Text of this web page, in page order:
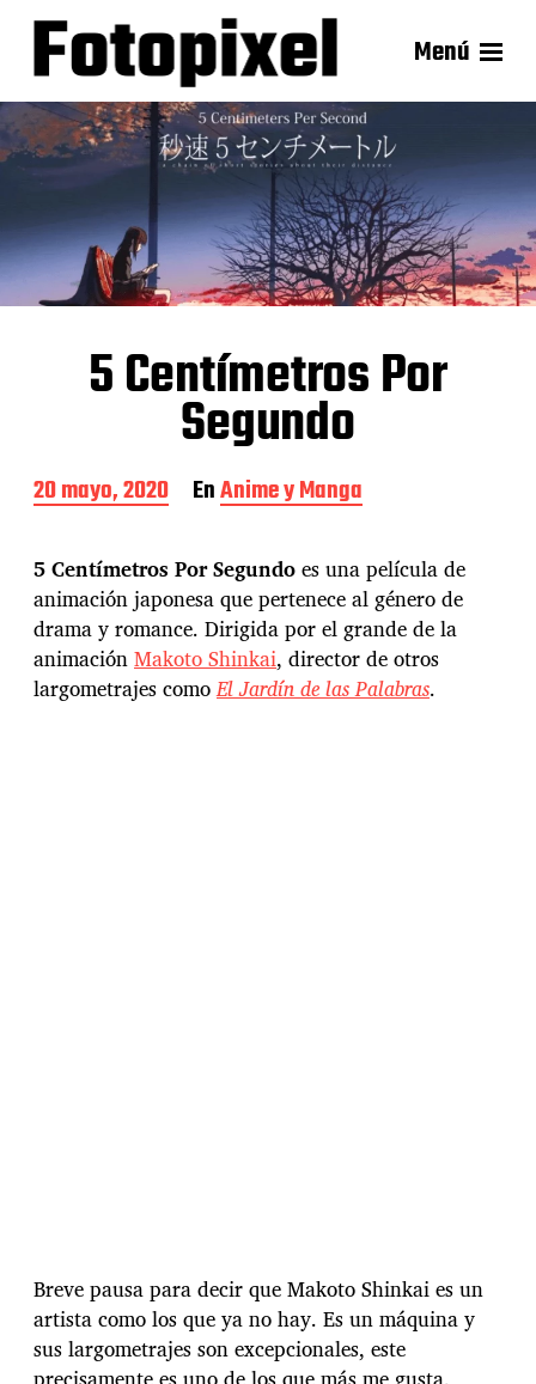
Menú
5 Centímetros Por
Segundo
F
e
h
a
d
e
l
a
e
20 mayo, 2020 EnAnime y Manga
5 Centímetros Por Segundoes una película de
animación japonesa que pertenece al género de
drama y romance. Dirigida por el grande de la
animaciónMakoto Shinkai, director de otros
largometrajes comoEl Jardín de las Palabras.
Breve pausa para decir que Makoto Shinkai es un
artista como los que ya no hay. Es un máquina y
sus largometrajes son excepcionales, este